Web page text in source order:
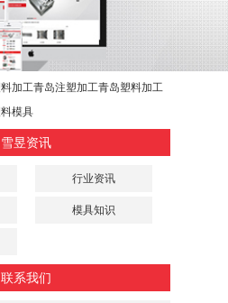
加工青岛注塑加工青岛塑料加工
模具
雪昱资讯
行业资讯
模具知识
联系我们